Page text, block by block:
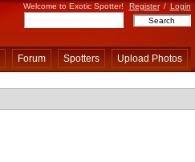
Welcome to Exotic Spotter! Register / Login
Forum Spotters Upload Photos